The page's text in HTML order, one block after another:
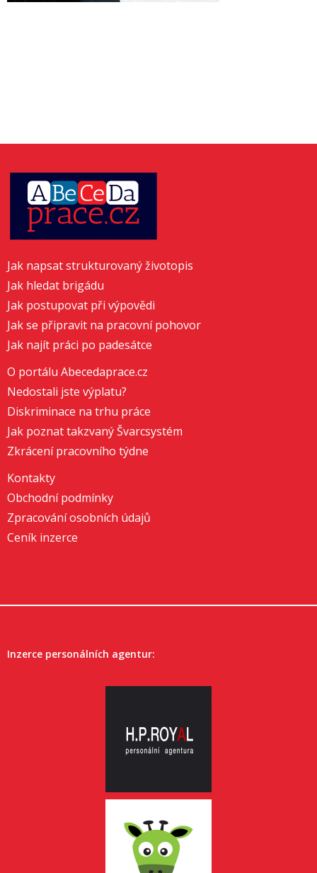
Jak napsat strukturovaný životopis
Jak hledat brigádu
Jak postupovat při výpovědi
Jak se připravit na pracovní pohovor
Jak najít práci po padesátce
O portálu Abecedaprace.cz
Nedostali jste výplatu?
Diskriminace na trhu práce
Jak poznat takzvaný Švarcsystém
Zkrácení pracovního týdne
Kontakty
Obchodní podmínky
Zpracování osobních údajů
Ceník inzerce
Inzerce personálních agentur: